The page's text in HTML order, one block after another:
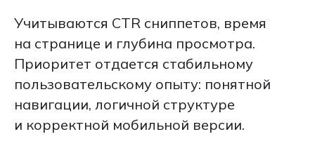
Учитываются CTR сниппетов, время
на странице и глубина просмотра.
Приоритет отдается стабильному
пользовательскому опыту: понятной
навигации, логичной структуре
и корректной мобильной версии.